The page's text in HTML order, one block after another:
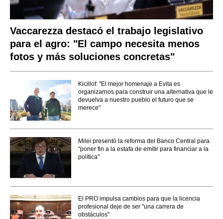
Vaccarezza destacó el trabajo legislativo
para el agro: "El campo necesita menos
fotos y más soluciones concretas"
Kicillof: "El mejor homenaje a Evita es
organizarnos para construir una alternativa que le
devuelva a nuestro pueblo el futuro que se
merece"
Milei presentó la reforma del Banco Central para
"poner fin a la estafa de emitir para financiar a la
política"
El PRO impulsa cambios para que la licencia
profesional deje de ser "una carrera de
obstáculos"